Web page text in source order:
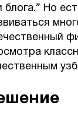
блога.” Но